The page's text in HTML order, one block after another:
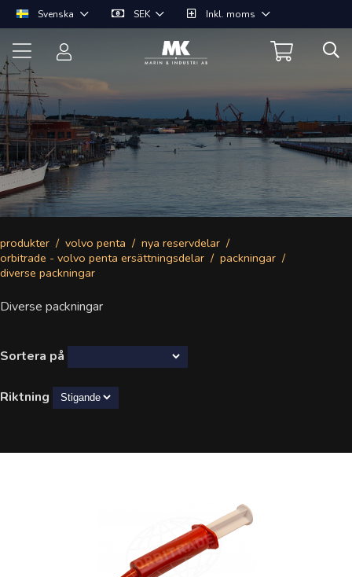
Svenska SEK Inkl. moms
produkter volvo penta
nya reservdelar
orbitrade - volvo penta ersättningsdelar
packningar
diverse packningar
Diverse packningar
Sortera på
Riktning